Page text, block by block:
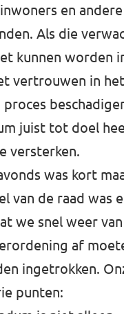
en andere
Als die
kunnen worden
vertrouwen in het
proces
juist tot doel
versterken.
was kort
van de raad was
we snel weer
af
ingetrokken.
punten: